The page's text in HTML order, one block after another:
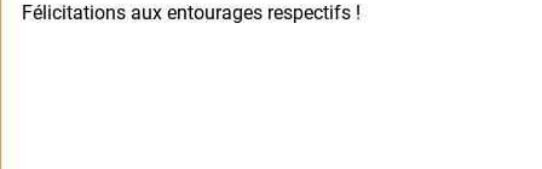
Félicitations aux entourages respectifs !